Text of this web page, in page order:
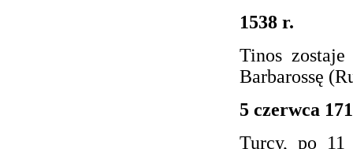
1538 r.
Tinos zostaje
Barbarossę
5 czerwca
Turcy, po